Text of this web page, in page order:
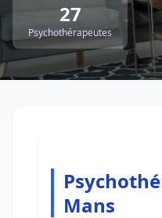
27
Psychothérapeutes
Mans